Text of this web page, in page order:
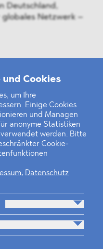
Cookies
um Ihre
Einige Cookies
und Managen
anonyme Statistiken
werden. Bitte
Cookie-
, Datenschutz
Deutschland,
Netzwerk –
im Visier